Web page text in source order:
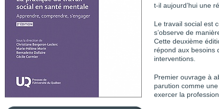
t-il aujourd’hui une
Le travail social est
s’observe de
Cette deuxième
répond aux besoins
interventions.
Premier ouvrage à
parution comme
exercer la